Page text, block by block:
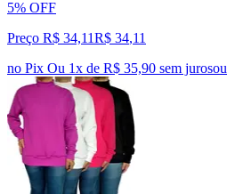
5% OFF
Preço R$ 34,11R$ 34,11
no Pix Ou 1x de R$ 35,90 sem jurosou